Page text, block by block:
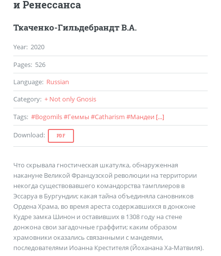
и Ренессанса
Ткаченко-Гильдебрандт В.А.
Year: 2020
Pages: 526
Language: Russian
Category: + Not only Gnosis
Tags: #Bogomils#Геммы #Catharism #Мандеи [...]
Download: PDF
Что скрывала гностическая шкатулка, обнаруженная
накануне Великой Французской революции на территории
некогда существовавшего командорства тамплиеров в
Эссаруа в Бургундии; какая тайна объединяла сановников
Ордена Храма, во время ареста содержавшихся в донжоне
Кудре замка Шинон и оставивших в 1308 году на стене
донжона свои загадочные граффити; каким образом
храмовники оказались связанными с мандеями,
последователями Иоанна Крестителя (Йоханана Ха-Матвиля).